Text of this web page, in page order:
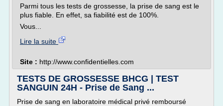
Parmi tous les tests de grossesse, la prise de sang est le
plus fiable. En effet, sa fiabilité est de 100%.
Vous...
Lire la suite
Site : http://www.confidentielles.com
TESTS DE GROSSESSE BHCG | TEST
SANGUIN 24H - Prise de Sang ...
Prise de sang en laboratoire médical privé remboursé